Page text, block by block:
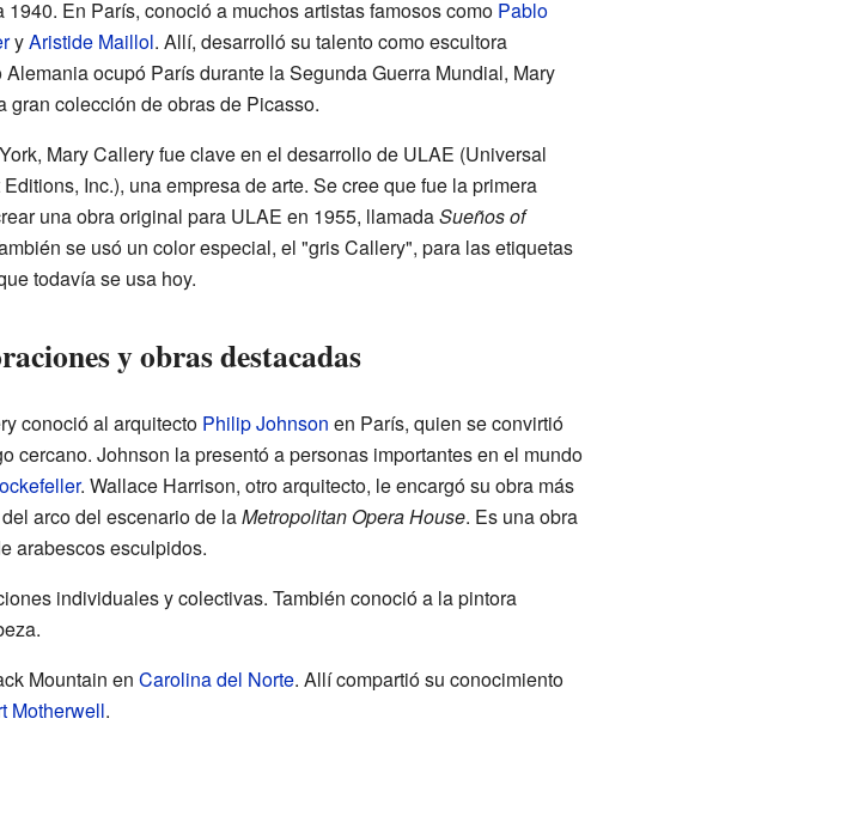
En París, conoció a muchos artistas famosos como Pablo
yAristide Maillol. Allí, desarrolló su talento como escultora
ocupó París durante la Segunda Guerra Mundial, Mary
colección de obras de Picasso.
Mary Callery fue clave en el desarrollo de ULAE (Universal
Inc.), una empresa de arte. Se cree que fue la primera
una obra original para ULAE en 1955, llamadaSueños of
se usó un color especial, el "gris Callery", para las etiquetas
todavía se usa hoy.
y obras destacadas
conoció al arquitecto Philip Johnson en París, quien se convirtió
cercano. Johnson la presentó a personas importantes en el mundo
. Wallace Harrison, otro arquitecto, le encargó su obra más
arco del escenario de laMetropolitan Opera House. Es una obra
arabescos esculpidos.
individuales y colectivas. También conoció a la pintora
Mountain en Carolina del Norte. Allí compartió su conocimiento
Motherwell.